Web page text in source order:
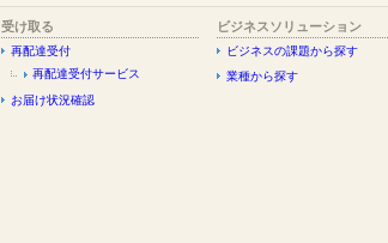
受け取る
再配達受付
再配達受付サービス
お届け状況確認
ビジネスソリューション
ビジネスの課題から探す
業種から探す